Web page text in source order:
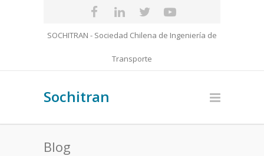
SOCHITRAN - Sociedad Chilena de Ingeniería de
Transporte
Sochitran
Blog